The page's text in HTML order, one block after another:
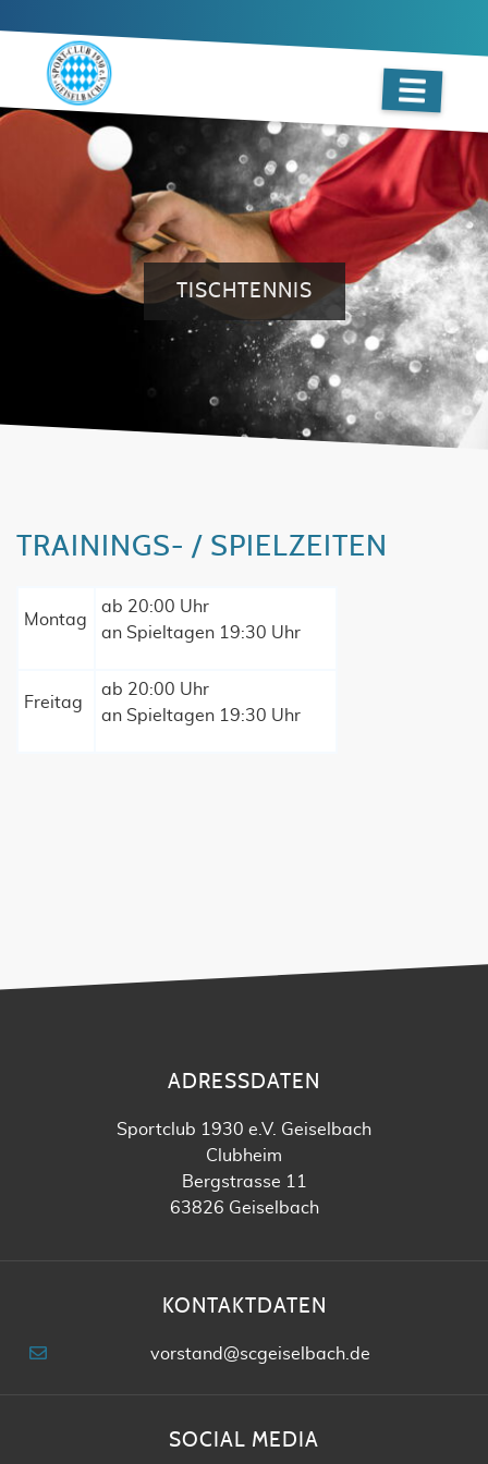
TISCHTENNIS
TRAININGS- / SPIELZEITEN
Montag
ab 20:00 Uhr
an Spieltagen 19:30 Uhr
Freitag
ab 20:00 Uhr
an Spieltagen 19:30 Uhr
ADRESSDATEN
Sportclub 1930 e.V. Geiselbach
Clubheim
Bergstrasse 11
63826 Geiselbach
KONTAKTDATEN
vorstand@scgeiselbach.de
SOCIAL MEDIA